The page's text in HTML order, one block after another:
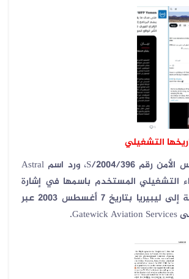
التشغيلي
الأمن رقمS/2004/396، ورد اسم Astral
التشغيلي المستخدم باسمها في إشارة
ليبيريا بتاريخ 7
أغسطس 2003 عبر
Gatewick Aviation Services.